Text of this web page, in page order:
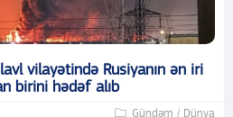
vilayətində Rusiyanın ən iri
birini hədəf alıb
Gündəm / Dünya